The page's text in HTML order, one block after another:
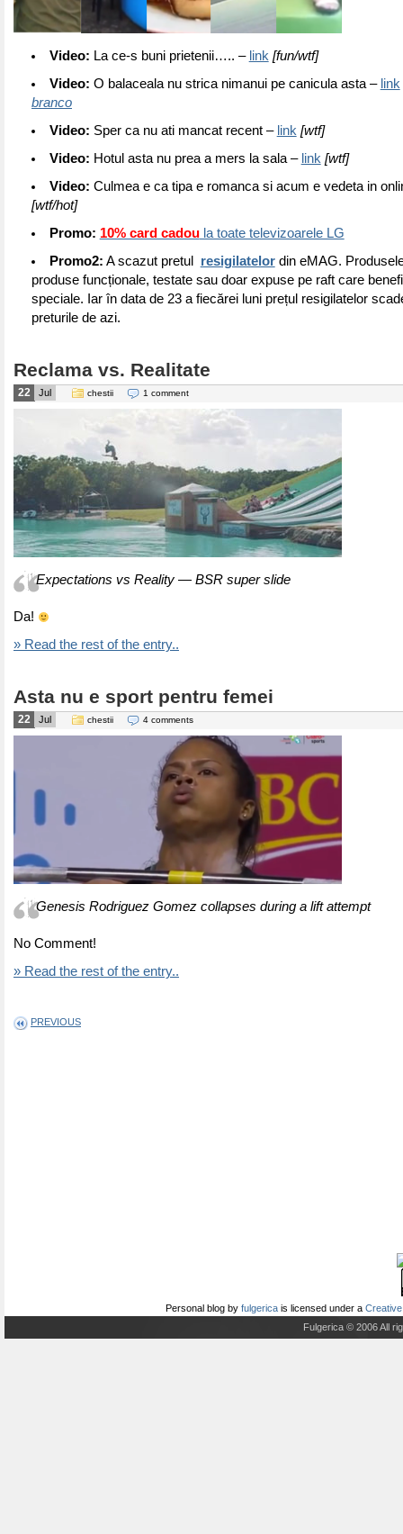
Video: La ce-s buni prietenii….. – link [fun/wtf]
Video: O balaceala nu strica nimanui pe canicula asta – link
branco
Video: Sper ca nu ati mancat recent – link [wtf]
Video: Hotul asta nu prea a mers la sala – link [wtf]
Video: Culmea e ca tipa e romanca si acum e vedeta in
[wtf/hot]
Promo: 10% card cadoula toate televizoarele LG
Promo2: A scazut pretul resigilatelordin eMAG.
produse funcționale, testate sau doar expuse pe raft care
speciale. Iar în data de 23 a fiecărei luni prețul resigilatelor
preturile de azi.
Reclama vs. Realitate
22 Jul chestii 1 comment
Expectations vs Reality — BSR super slide
Da!
» Read the rest of the entry..
Asta nu e sport pentru femei
22 Jul chestii 4 comments
Genesis Rodriguez Gomez collapses during a lift attempt
No Comment!
» Read the rest of the entry..
PREVIOUS
Personal blog by fulgerica is licensed under a
Fulgerica © 2006 All